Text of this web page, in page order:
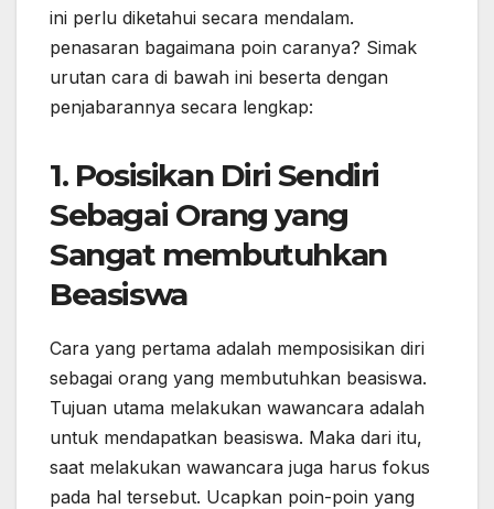
ini perlu diketahui secara mendalam.
penasaran bagaimana poin caranya? Simak
urutan cara di bawah ini beserta dengan
penjabarannya secara lengkap:
1. Posisikan Diri Sendiri
Sebagai Orang yang
Sangat membutuhkan
Beasiswa
Cara yang pertama adalah memposisikan diri
sebagai orang yang membutuhkan beasiswa.
Tujuan utama melakukan wawancara adalah
untuk mendapatkan beasiswa. Maka dari itu,
saat melakukan wawancara juga harus fokus
pada hal tersebut. Ucapkan poin-poin yang